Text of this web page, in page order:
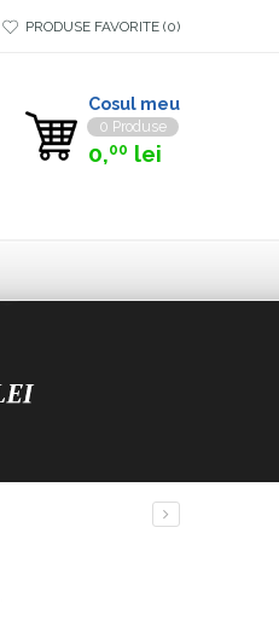
PRODUSE FAVORITE 0
Cosul meu
0 Produse
0,00 lei